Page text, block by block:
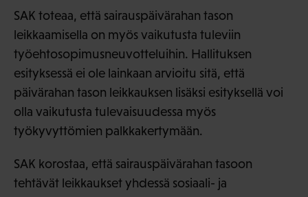
SAK toteaa, että sairauspäivärahan tason
leikkaamisella on myös vaikutusta tuleviin
työehtosopimusneuvotteluihin. Hallituksen
esityksessä ei ole lainkaan arvioitu sitä, että
päivärahan tason leikkauksen lisäksi esityksellä voi
olla vaikutusta tulevaisuudessa myös
työkyvyttömien palkkakertymään.
SAK korostaa, että sairauspäivärahan tasoon
tehtävät leikkaukset yhdessä sosiaali- ja